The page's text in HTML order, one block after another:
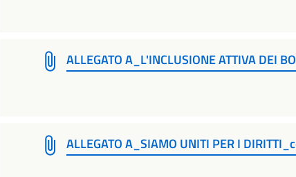
ALLEGATO A_L'INCLUSIONE ATTIVA DEI
ALLEGATO A_SIAMO UNITI PER I